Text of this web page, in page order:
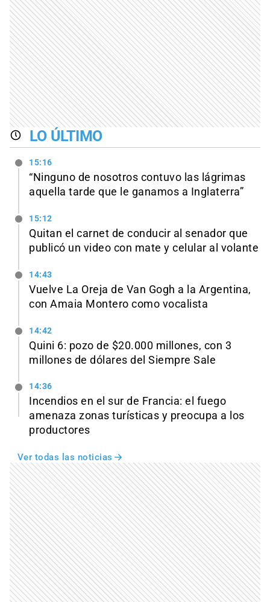
LO ÚLTIMO
15:16
“Ninguno de nosotros contuvo las lágrimas
aquella tarde que le ganamos a Inglaterra”
15:12
Quitan el carnet de conducir al senador que
publicó un video con mate y celular al volante
14:43
Vuelve La Oreja de Van Gogh a la Argentina,
con Amaia Montero como vocalista
14:42
Quini 6: pozo de $20.000 millones, con 3
millones de dólares del Siempre Sale
14:36
Incendios en el sur de Francia: el fuego
amenaza zonas turísticas y preocupa a los
productores
Ver todas las noticias